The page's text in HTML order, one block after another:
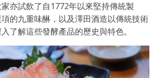
亦試飲了自1772年以來堅持傳統製
的九重味醂，以及澤田酒造以傳統技術
了解這些發酵產品的歷史與特色。